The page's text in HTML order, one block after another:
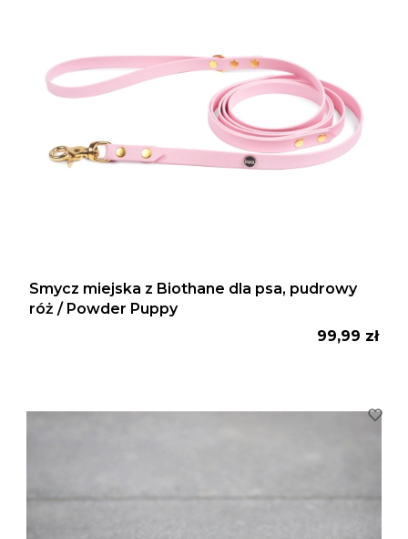
Smycz miejska z Biothane dla psa, pudrowy
róż / Powder Puppy
Cena
99,99 zł